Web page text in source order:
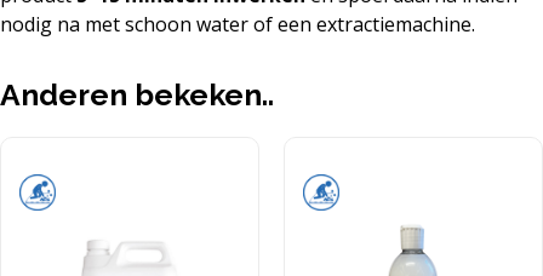
nodig na met schoon water of een extractiemachine.
Anderen bekeken..